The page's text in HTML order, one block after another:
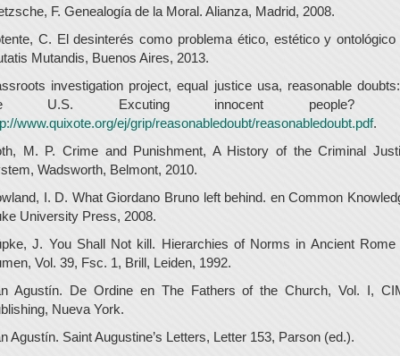
F. Genealogía de la Moral. Alianza, Madrid, 2008.
C. El desinterés como problema ético, estético y ontológico
Mutandis, Buenos Aires, 2013.
investigation project, equal justice usa, reasonable
U.S. Excuting innocent people?
www.quixote.org/ej/grip/reasonabledoubt/reasonabledoubt.pdf.
M. P. Crime and Punishment, A History of the Criminal
Wadsworth, Belmont, 2010.
I. D. What Giordano Bruno left behind. en Common
University Press, 2008.
J. You Shall Not kill. Hierarchies of Norms in Ancient Rome
Vol. 39, Fsc. 1, Brill, Leiden, 1992.
Agustín. De Ordine en The Fathers of the Church, Vol. I,
Nueva York.
Agustín. Saint Augustine’s Letters, Letter 153, Parson (ed.).